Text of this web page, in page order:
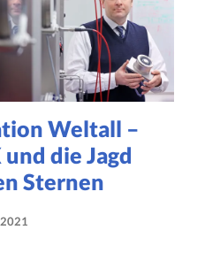
Weltall –
und die Jagd
Sternen
2021